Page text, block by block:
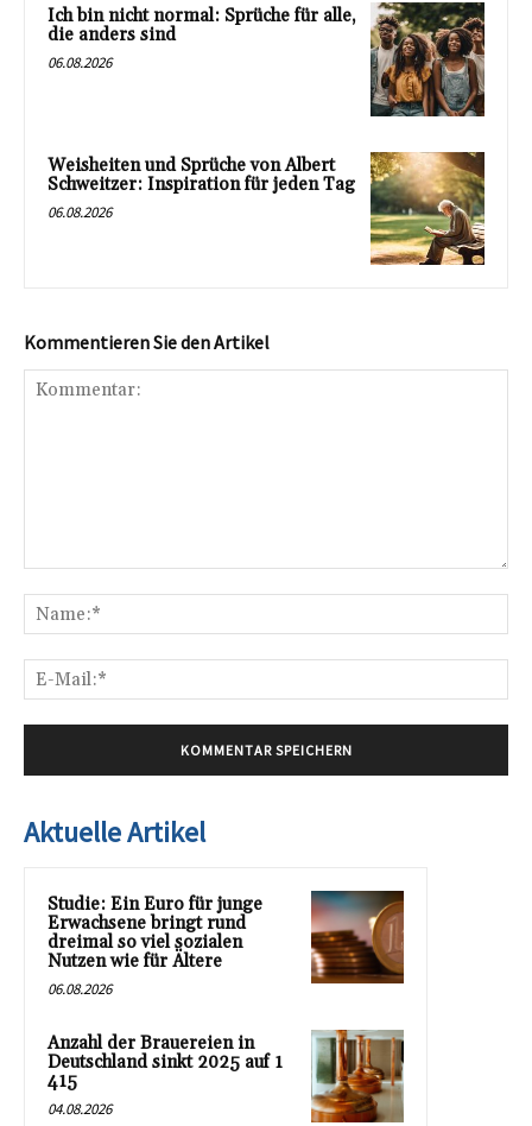
Ich bin nicht normal: Sprüche für alle,
die anders sind
06.08.2026
Weisheiten und Sprüche von Albert
Schweitzer: Inspiration für jeden Tag
06.08.2026
Kommentieren Sie den Artikel
Aktuelle Artikel
Studie: Ein Euro für junge
Erwachsene bringt rund
dreimal so viel sozialen
Nutzen wie für Ältere
06.08.2026
Anzahl der Brauereien in
Deutschland sinkt 2025 auf 1
415
04.08.2026